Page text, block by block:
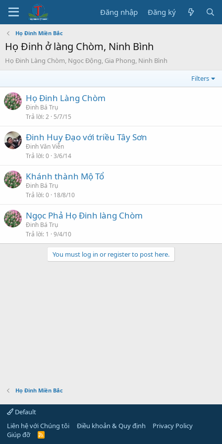
Đăng nhập Đăng ký
Họ Đinh Miền Bắc
Họ Đinh ở làng Chòm, Ninh Bình
Họ Đinh Làng Chòm, Ngọc Động, Gia Phong, Ninh Bình
Filters
Họ Đinh Làng Chòm
Đinh Bá Trụ
Trả lời 2 5/7/15
Đinh Huy Đạo với triều Tây Sơn
Đinh Văn Viễn
Trả lời 0 3/6/14
Khánh thành Mộ Tổ
Đinh Bá Trụ
Trả lời 0 18/8/10
Ngọc Phả Họ Đinh làng Chòm
Đinh Bá Trụ
Trả lời 1 9/4/10
You must log in or register to post here.
Họ Đinh Miền Bắc
Default
Liên hệ với Chúng tôi
Điều khoản & Quy định
Privacy Policy
Giúp đỡ
R